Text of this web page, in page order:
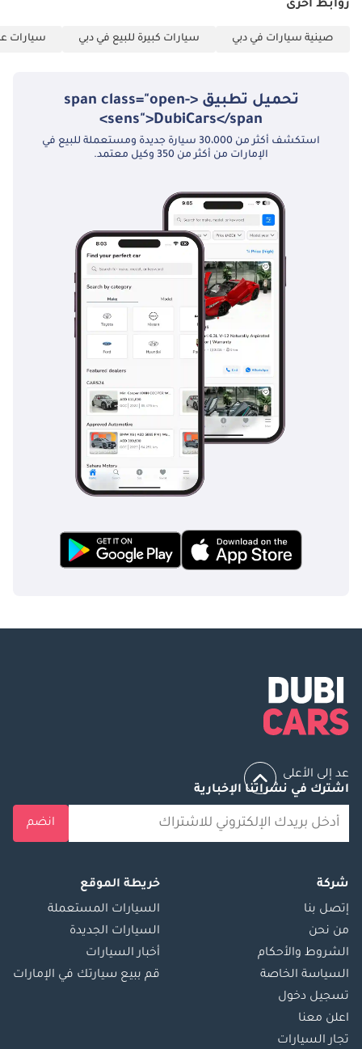
روابط أخرى
صينية سيارات في دبي سيارات كبيرة للبيع في دبي سيارات
تحميل تطبيق <span class="open-
sens">DubiCars</span>
استكشف أكثر من 30،000 سيارة جديدة ومستعملة للبيع في
الإمارات من أكثر من 350 وكيل معتمد.
عد إلى الأعلى
اشترك في نشراتنا الإخبارية
انضم
شركة
إتصل بنا
من نحن
الشروط والأحكام
السياسة الخاصة
تسجيل دخول
اعلن معنا
تجار السيارات
خريطة الموقع
السيارات المستعملة
السيارات الجديدة
أخبار السيارات
قم ببيع سيارتك في الإمارات